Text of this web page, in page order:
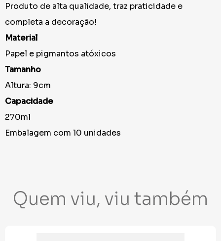
Produto de alta qualidade, traz praticidade e
completa a decoração!
Material
Papel e pigmantos atóxicos
Tamanho
Altura: 9cm
Capacidade
270ml
Embalagem com 10 unidades
Quem viu, viu também